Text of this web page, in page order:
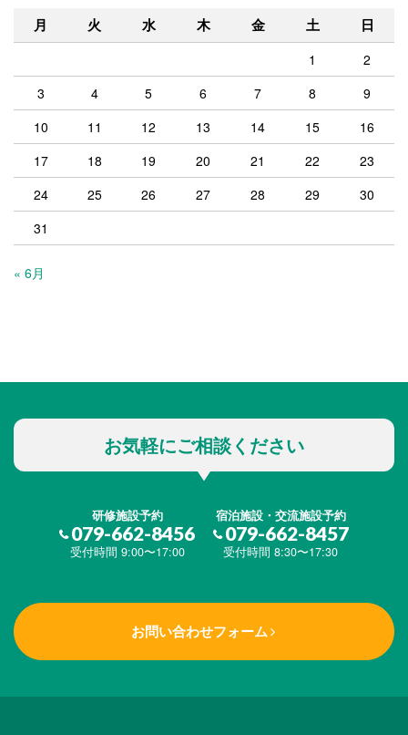
月 火 水 木 金 土 日
1
2
3
4 5 6 7 8
9
10
11 12 13 14 15
16
17
18 19 20 21 22
23
24
25 26 27 28 29
30
31
« 6月
お気軽にご相談ください
研修施設予約
079-662-8456
受付時間 9:00〜17:00
宿泊施設・交流施設予約
079-662-8457
受付時間 8:30〜17:30
お問い合わせフォーム